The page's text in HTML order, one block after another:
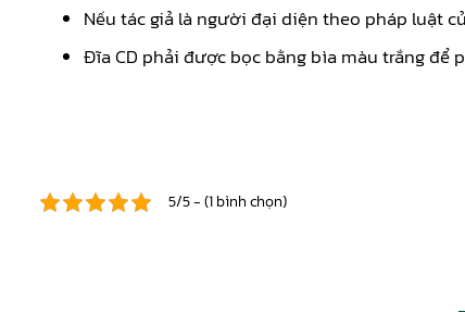
Nếu tác giả là người đại diện theo pháp luật
Đĩa CD phải được bọc bằng bìa màu trắng để
5/5 - (1 bình chọn)